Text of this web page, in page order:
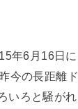
年6月16日に
今の長距離
いろと騒が